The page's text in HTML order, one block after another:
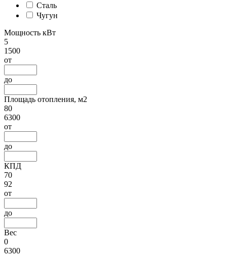
Сталь
Чугун
Мощность кВт
5
1500
от
до
Площадь отопления, м2
80
6300
от
до
КПД
70
92
от
до
Вес
0
6300